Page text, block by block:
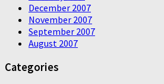
December 2007
November 2007
September 2007
August 2007
Categories